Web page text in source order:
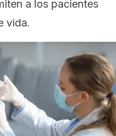
a los pacientes
vida.